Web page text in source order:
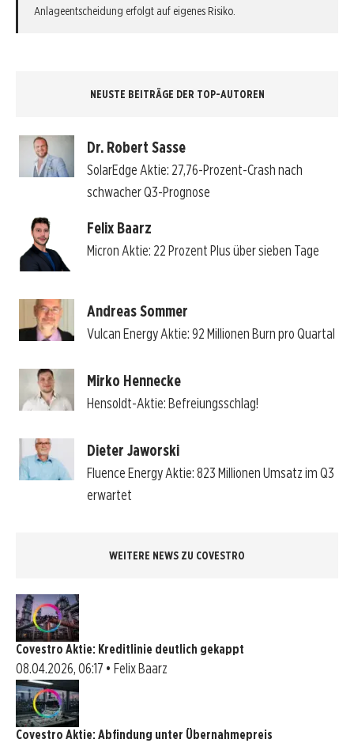
Anlageentscheidung erfolgt auf eigenes Risiko.
NEUSTE BEITRÄGE DER TOP-AUTOREN
Dr. Robert Sasse
SolarEdge Aktie: 27,76-Prozent-Crash nach
schwacher Q3-Prognose
Felix Baarz
Micron Aktie: 22 Prozent Plus über sieben Tage
Andreas Sommer
Vulcan Energy Aktie: 92 Millionen Burn pro Quartal
Mirko Hennecke
Hensoldt-Aktie: Befreiungsschlag!
Dieter Jaworski
Fluence Energy Aktie: 823 Millionen Umsatz im Q3
erwartet
WEITERE NEWS ZU COVESTRO
Covestro Aktie: Kreditlinie deutlich gekappt
08.04.2026, 06:17 • Felix Baarz
Covestro Aktie: Abfindung unter Übernahmepreis